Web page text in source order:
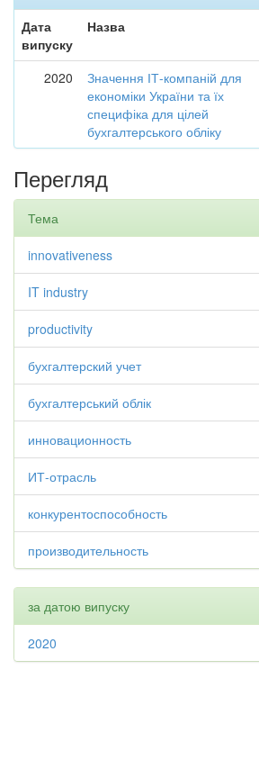
Дата
випуску
Назва
2020
Значення ІТ-компаній для
економіки України та їх
специфіка для цілей
бухгалтерського обліку
Перегляд
Тема
innovativeness
IT industry
productivity
бухгалтерский учет
бухгалтерський облік
инновационность
ИТ-отрасль
конкурентоспособность
производительность
за датою випуску
2020